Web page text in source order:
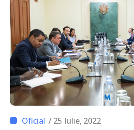
/ 25 Iulie, 2022